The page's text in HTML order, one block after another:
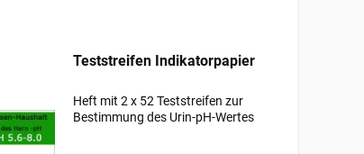
Teststreifen Indikatorpapier
Heft mit 2 x 52 Teststreifen zur
Bestimmung des Urin-pH-Wertes